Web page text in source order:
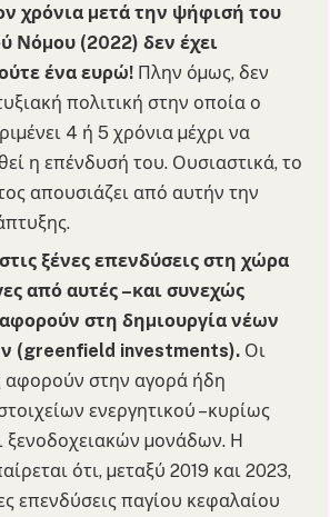
χρόνια µετά την ψήφισή του
Νόµου (2022) δεν έχει
ένα ευρώ! Πλην όµως, δεν
πολιτική στην οποία ο
4 ή 5 χρόνια µέχρι να
η επένδυσή του. Ουσιαστικά, το
απουσιάζει από αυτήν την
ξένες επενδύσεις στη χώρα
από αυτές –και συνεχώς
στη δηµιουργία νέων
(greenfield investments). Οι
αφορούν στην αγορά ήδη
ενεργητικού –κυρίως
ξενοδοχειακών µονάδων. Η
ότι, µεταξύ 2019 και 2023,
επενδύσεις παγίου κεφαλαίου